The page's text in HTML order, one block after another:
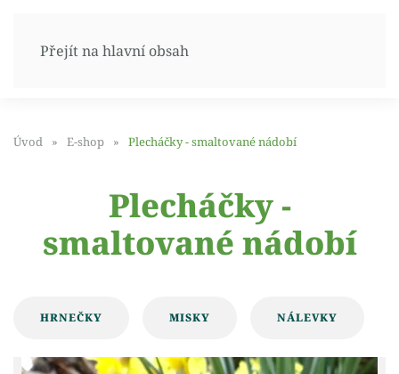
Přejít na hlavní obsah
Úvod E-shop Plecháčky - smaltované nádobí
Plecháčky -
smaltované nádobí
HRNEČKY MISKY NÁLEVKY